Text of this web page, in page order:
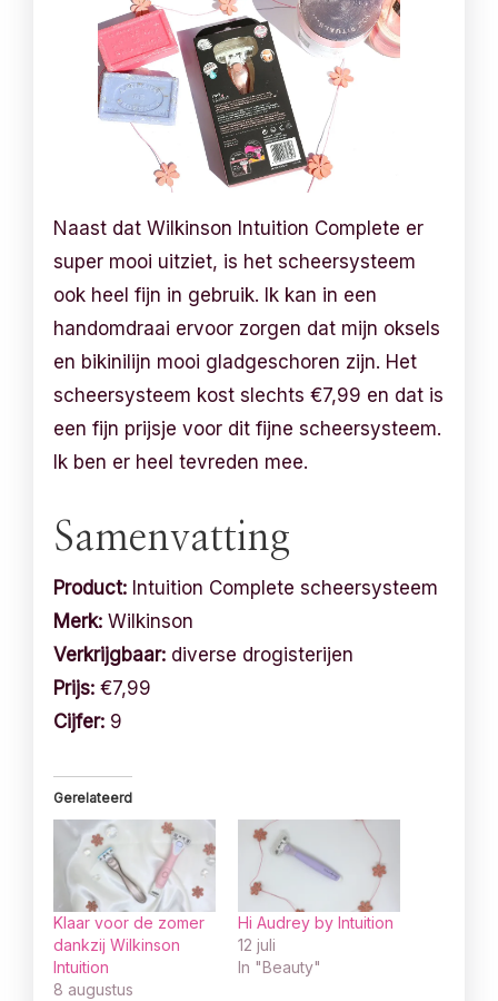
Naast dat Wilkinson Intuition Complete er
super mooi uitziet, is het scheersysteem
ook heel fijn in gebruik. Ik kan in een
handomdraai ervoor zorgen dat mijn oksels
en bikinilijn mooi gladgeschoren zijn. Het
scheersysteem kost slechts €7,99 en dat is
een fijn prijsje voor dit fijne scheersysteem.
Ik ben er heel tevreden mee.
Samenvatting
Product: Intuition Complete scheersysteem
Merk: Wilkinson
Verkrijgbaar: diverse drogisterijen
Prijs:€7,99
Cijfer: 9
Gerelateerd
Klaar voor de zomer
dankzij Wilkinson
Intuition
8 augustus
Hi Audrey by Intuition
12 juli
In "Beauty"